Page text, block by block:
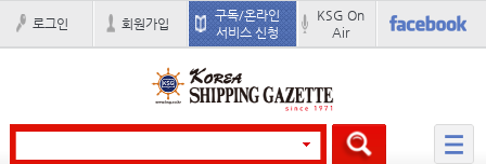
로그인 회원가입
구독/온라인
서비스 신청
KSG On
Air